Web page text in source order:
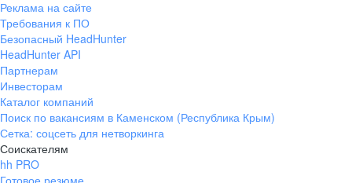
Реклама на сайте
Требования к ПО
Безопасный HeadHunter
HeadHunter API
Партнерам
Инвесторам
Каталог компаний
Поиск по вакансиям в Каменском (Республика Крым)
Сетка: соцсеть для нетворкинга
Соискателям
hh PRO
Готовое резюме